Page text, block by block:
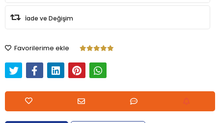
İade ve Değişim
Favorilerime ekle